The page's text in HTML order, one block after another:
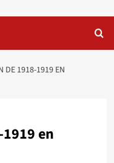
DE 1918-1919 EN
en